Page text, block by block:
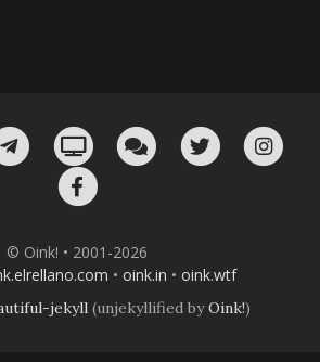
un email!
¡Nuestro canal en Telegram!
Oink! TV Charla con nosotros
Twitter
© Oink! • 2001-2026
• oink.in • oink.wtf
jekyll (unjekyllified byOink!)